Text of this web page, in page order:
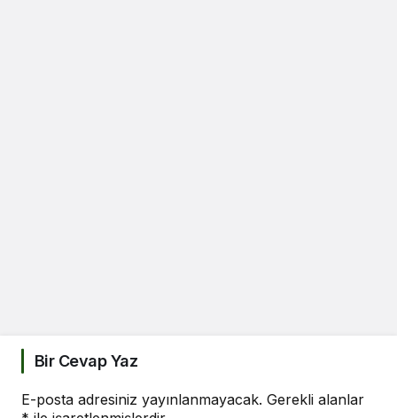
Bir Cevap Yaz
E-posta adresiniz yayınlanmayacak. Gerekli alanlar